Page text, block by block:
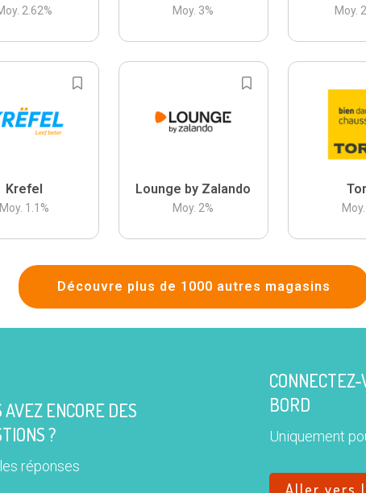
2.62% Moy. 3% Moy.
Krefel
Moy. 1.1 %
Lounge by Zalando
Moy. 2% Moy.
Découvre plus de 1000 autres magasins
AVEZ ENCORE DES
?
les réponses
BORD
Uniquement
Aller vers